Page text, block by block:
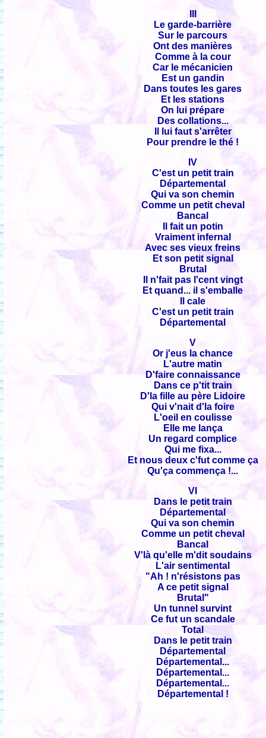
Le garde-barrière
Sur le parcours
Ont des manières
Comme à la cour
Car le mécanicien
Est un gandin
Dans toutes les gares
Et les stations
On lui prépare
Des collations...
Il lui faut s'arrêter
Pour prendre le thé !
IV
C'est un petit train
Départemental
Qui va son chemin
Comme un petit cheval
Bancal
Il fait un potin
Vraiment infernal
Avec ses vieux freins
Et son petit signal
Brutal
Il n'fait pas l'cent vingt
Et quand... il s'emballe
Il cale
C'est un petit train
Départemental
V
Or j'eus la chance
L'autre matin
D'faire connaissance
Dans ce p'tit train
D'la fille au père Lidoire
Qui v'nait d'la foire
L'oeil en coulisse
Elle me lança
Un regard complice
Qui me fixa...
Et nous deux c'fut comme ça
Qu'ça commença !...
VI
Dans le petit train
Départemental
Qui va son chemin
Comme un petit cheval
Bancal
V'là qu'elle m'dit soudains
L'air sentimental
"Ah ! n'résistons pas
A ce petit signal
Brutal"
Un tunnel survint
Ce fut un scandale
Total
Dans le petit train
Départemental
Départemental...
Départemental...
Départemental...
Départemental !